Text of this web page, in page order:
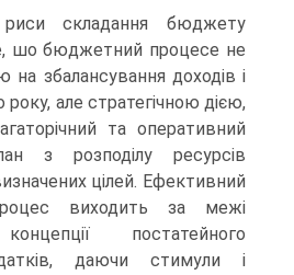
складання бюджету
шо бюджетний процесе не
на збалансування доходів і
року, але стратегічною дією,
та оперативний
з розподілу ресурсів
цілей. Ефективний
виходить за межі
постатейного
даючи стимули і